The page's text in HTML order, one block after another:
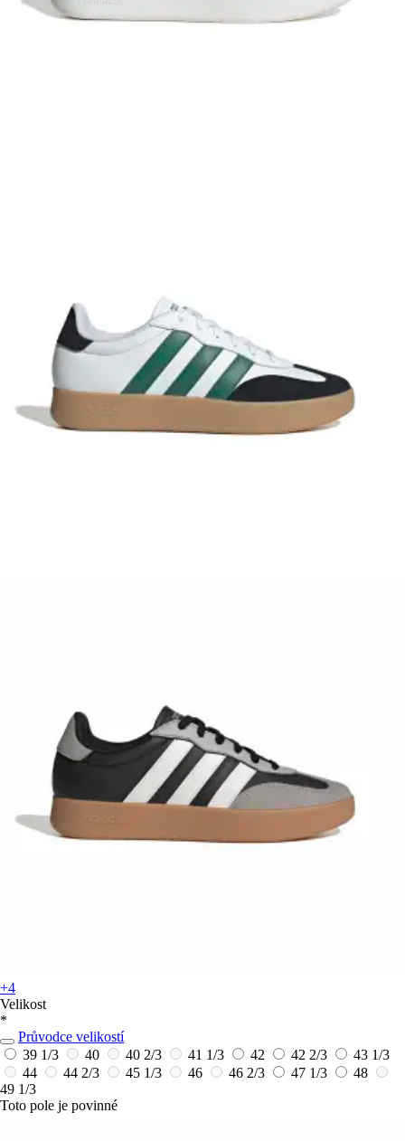
+4
Velikost
*
Průvodce velikostí
39 1/3
40 40 2/3 41 1/3 42 42 2/3
43 1/3
44
44 2/3 45 1/3 46 46 2/3 47 1/3
48
49 1/3
Toto pole je povinné